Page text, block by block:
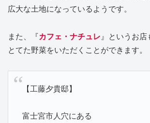
広大な土地になっているようです。
また、『カフェ・ナチュレ』というお店
とてた野菜をいただくことができます。
【工藤夕貴邸】
富士宮市人穴にある